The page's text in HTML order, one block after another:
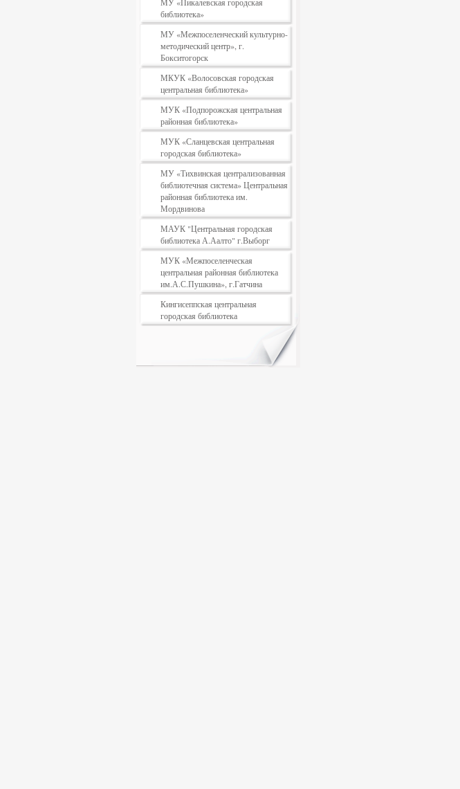
библиотека»
МУ «Межпоселенческий культурно-
методический центр», г.
Бокситогорск
МКУК «Волосовская городская
центральная библиотека»
МУК «Подпорожская центральная
районная библиотека»
МУК «Сланцевская центральная
городская библиотека»
МУ «Тихвинская централизованная
библиотечная система» Центральная
районная библиотека им.
Мордвинова
МАУК "Центральная городская
библиотека А.Аалто" г.Выборг
МУК «Межпоселенческая
центральная районная библиотека
им.А.С.Пушкина», г.Гатчина
Кингисеппская центральная
городская библиотека